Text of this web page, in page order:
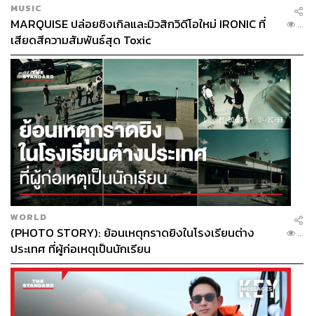
MUSIC
MARQUISE ปล่อยซิงเกิลและมิวสิกวิดีโอใหม่ IRONIC ที่
เสียดสีความสัมพันธ์สุด Toxic
...
WORLD
(PHOTO STORY): ย้อนเหตุกราดยิงในโรงเรียนต่าง
ประเทศ ที่ผู้ก่อเหตุเป็นนักเรียน
...